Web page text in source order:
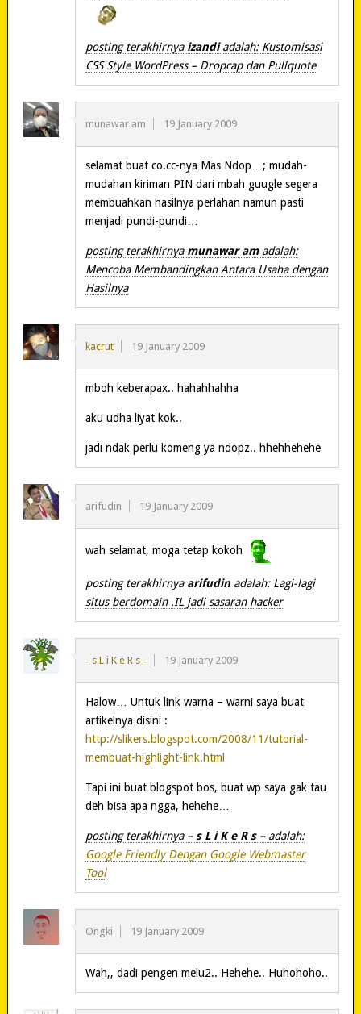
posting terakhirnya izandiadalah: Kustomisasi
CSS Style WordPress – Dropcap dan Pullquote
munawar am 19 January 2009
selamat buat co.cc-nya Mas Ndop…; mudah-
mudahan kiriman PIN dari mbah guugle segera
membuahkan hasilnya perlahan namun pasti
menjadi pundi-pundi…
posting terakhirnya munawar am adalah:
Mencoba Membandingkan Antara Usaha dengan
Hasilnya
kacrut 19 January 2009
mboh keberapax.. hahahhahha
aku udha liyat kok..
jadi ndak perlu komeng ya ndopz.. hhehhehehe
arifudin 19 January 2009
wah selamat, moga tetap kokoh
posting terakhirnya arifudin adalah: Lagi-lagi
situs berdomain .IL jadi sasaran hacker
- s L i K e R s - 19 January 2009
Halow… Untuk link warna – warni saya buat
artikelnya disini :
http://slikers.blogspot.com/2008/11/tutorial-
membuat-highlight-link.html
Tapi ini buat blogspot bos, buat wp saya gak tau
deh bisa apa ngga, hehehe…
posting terakhirnya – s L i K e R s – adalah:
Google Friendly Dengan Google Webmaster
Tool
Ongki 19 January 2009
Wah,, dadi pengen melu2.. Hehehe.. Huhohoho..